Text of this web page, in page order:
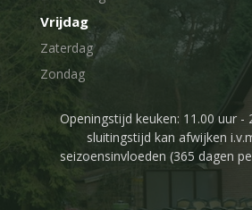
Vrijdag
Zaterdag
Zondag
Openingstijd keuken: 11.00 uur -
sluitingstijd kan afwijken
seizoensinvloeden (365 dagen